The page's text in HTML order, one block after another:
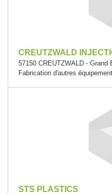
CREUTZWALD
57150 CREUTZWALD - Grand
Fabrication d'autres
STS PLASTICS